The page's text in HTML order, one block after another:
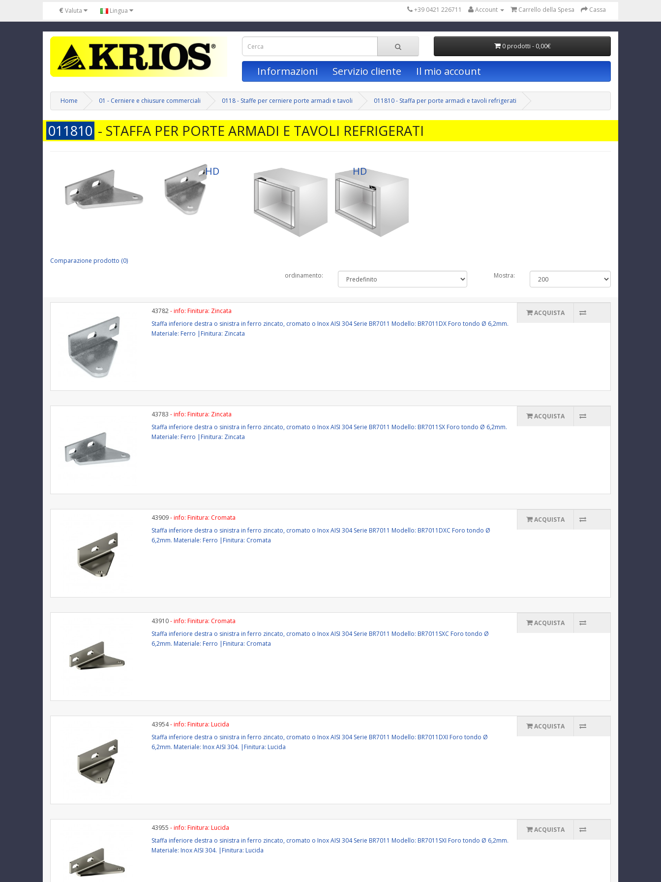
€ Valuta Lingua +39 0421 226711 Account Carrello della Spesa Cassa
0 prodotti - 0,00€
Informazioni Servizio cliente Il mio account
Home 01 - Cerniere e chiusure commerciali 0118 - Staffe per cerniere porte armadi e tavoli 011810 - Staffa per porte armadi e tavoli refrigerati
011810 - STAFFA PER PORTE ARMADI E TAVOLI REFRIGERATI
HD HD
Comparazione prodotto (0)
ordinamento:
Mostra:
43782- info: Finitura: Zincata
Staffa inferiore destra o sinistra in ferro zincato, cromato o Inox AISI 304 Serie BR7011 Modello: BR7011DX Foro tondo Ø 6,2mm.
Materiale: Ferro |Finitura: Zincata
ACQUISTA
43783 - info: Finitura: Zincata
Staffa inferiore destra o sinistra in ferro zincato, cromato o Inox AISI 304 Serie BR7011 Modello: BR7011SX Foro tondo Ø 6,2mm.
Materiale: Ferro |Finitura: Zincata
ACQUISTA
43909- info: Finitura: Cromata
Staffa inferiore destra o sinistra in ferro zincato, cromato o Inox AISI 304 Serie BR7011 Modello: BR7011DXC Foro tondo Ø
6,2mm. Materiale: Ferro |Finitura: Cromata
ACQUISTA
43910- info: Finitura: Cromata
Staffa inferiore destra o sinistra in ferro zincato, cromato o Inox AISI 304 Serie BR7011 Modello: BR7011SXC Foro tondo Ø
6,2mm. Materiale: Ferro |Finitura: Cromata
ACQUISTA
43954- info: Finitura: Lucida
Staffa inferiore destra o sinistra in ferro zincato, cromato o Inox AISI 304 Serie BR7011 Modello: BR7011DXI Foro tondo Ø
6,2mm. Materiale: Inox AISI 304. |Finitura: Lucida
ACQUISTA
43955 - info: Finitura: Lucida
Staffa inferiore destra o sinistra in ferro zincato, cromato o Inox AISI 304 Serie BR7011 Modello: BR7011SXI Foro tondo Ø 6,2mm.
Materiale: Inox AISI 304. |Finitura: Lucida
ACQUISTA